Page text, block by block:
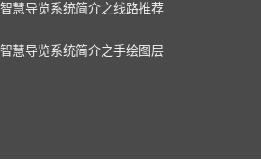
智慧导览系统简介之线路推荐
智慧导览系统简介之手绘图层